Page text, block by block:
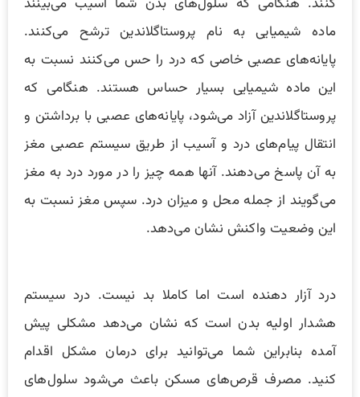
کنند. هنگامی که سلول‌های بدن شما آسیب می‌بینند
ماده شیمیایی به نام پروستاگلاندین ترشح می‌کنند.
پایانه‌های عصبی خاصی که درد را حس می‌کنند نسبت به
این ماده شیمیایی بسیار حساس هستند. هنگامی که
پروستاگلاندین آزاد می‌شود، پایانه‌های عصبی با برداشتن و
انتقال پیام‌های درد و آسیب از طریق سیستم عصبی مغز
به آن پاسخ می‌دهند. آنها همه چیز را در مورد درد به مغز
می‌گویند از جمله محل و میزان درد. سپس مغز نسبت به
این وضعیت واکنش نشان می‌دهد.
درد آزار دهنده است اما کاملا بد نیست. درد سیستم
هشدار اولیه بدن است که نشان می‌دهد مشکلی پیش
آمده بنابراین شما می‌توانید برای درمان مشکل اقدام
کنید. مصرف قرص‌های مسکن باعث می‌شود سلول‌های